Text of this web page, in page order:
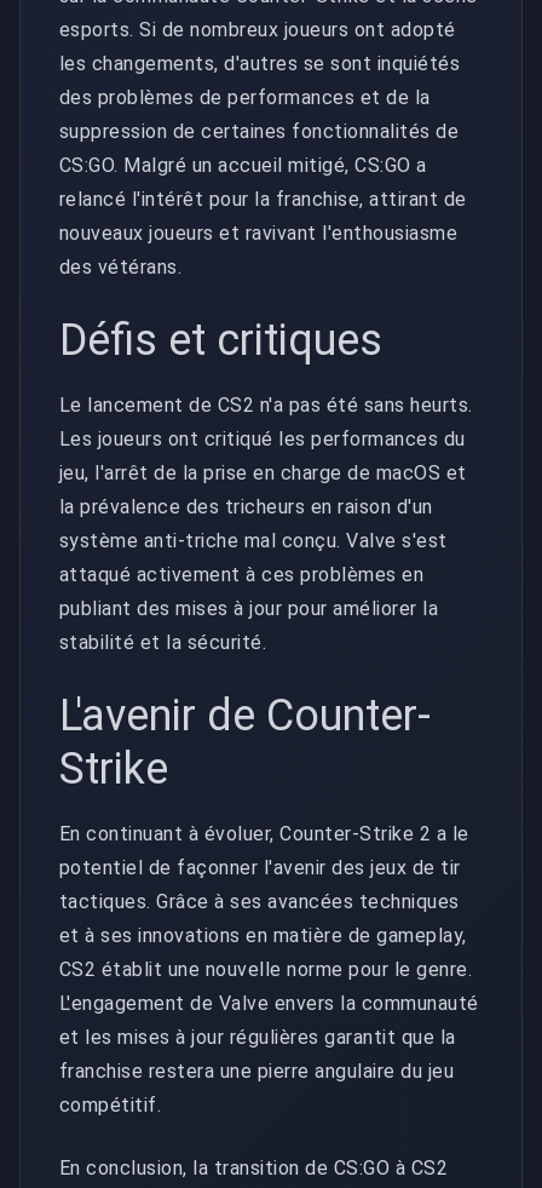
esports. Si de nombreux joueurs ont adopté
les changements, d'autres se sont inquiétés
des problèmes de performances et de la
suppression de certaines fonctionnalités de
CS:GO. Malgré un accueil mitigé, CS:GO a
relancé l'intérêt pour la franchise, attirant de
nouveaux joueurs et ravivant l'enthousiasme
des vétérans.
Défis et critiques
Le lancement de CS2 n'a pas été sans heurts.
Les joueurs ont critiqué les performances du
jeu, l'arrêt de la prise en charge de macOS et
la prévalence des tricheurs en raison d'un
système anti-triche mal conçu. Valve s'est
attaqué activement à ces problèmes en
publiant des mises à jour pour améliorer la
stabilité et la sécurité.
L'avenir de Counter-
Strike
En continuant à évoluer, Counter-Strike 2 a le
potentiel de façonner l'avenir des jeux de tir
tactiques. Grâce à ses avancées techniques
et à ses innovations en matière de gameplay,
CS2 établit une nouvelle norme pour le genre.
L'engagement de Valve envers la communauté
et les mises à jour régulières garantit que la
franchise restera une pierre angulaire du jeu
compétitif.
En conclusion, la transition de CS:GO à CS2